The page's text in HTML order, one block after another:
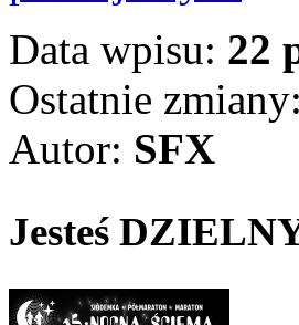
Data wpisu: 22
Ostatnie zmiany:
Autor: SFX
Jesteś